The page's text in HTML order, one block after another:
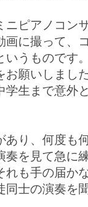
ニピアノコン
画に撮って、
いうものです
お願いしまし
学生まで意外
あり、何度も
奏を見て急に
れも手の届か
同士の演奏を